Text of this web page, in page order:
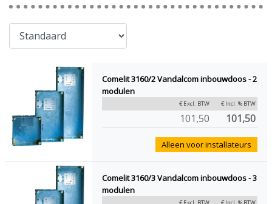
Comelit 3160/2 Vandalcom inbouwdoos - 2
modulen
€ Excl. BTW € Incl. % BTW
101,50 101,50
Alleen voor installateurs
Comelit 3160/3 Vandalcom inbouwdoos - 3
modulen
€ Excl. BTW € Incl. % BTW